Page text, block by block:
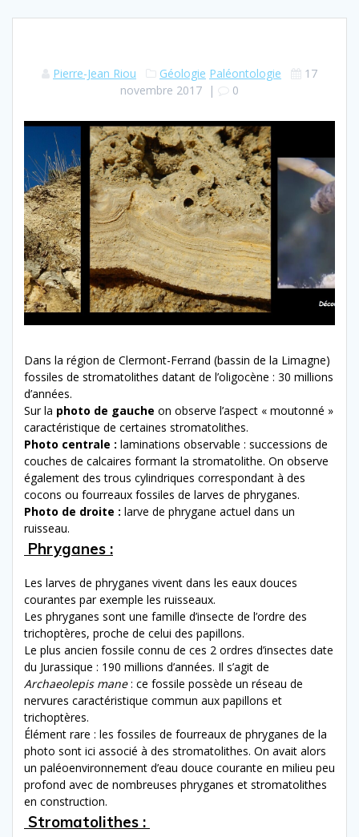
Pierre-Jean Riou Géologie Paléontologie
17
novembre 2017 | 0
Dans la région de Clermont-Ferrand (bassin de la Limagne)
fossiles de stromatolithes datant de l’oligocène : 30 millions
d’années.
Sur la photo de gauche on observe l’aspect « moutonné »
caractéristique de certaines stromatolithes.
Photo centrale : laminations observable : successions de
couches de calcaires formant la stromatolithe. On observe
également des trous cylindriques correspondant à des
cocons ou fourreaux fossiles de larves de phryganes.
Photo de droite : larve de phrygane actuel dans un
ruisseau.
Phryganes :
Les larves de phryganes vivent dans les eaux douces
courantes par exemple les ruisseaux.
Les phryganes sont une famille d’insecte de l’ordre des
trichoptères, proche de celui des papillons.
Le plus ancien fossile connu de ces 2 ordres d’insectes date
du Jurassique : 190 millions d’années. Il s’agit de
Archaeolepis mane: ce fossile possède un réseau de
nervures caractéristique commun aux papillons et
trichoptères.
Élément rare : les fossiles de fourreaux de phryganes de la
photo sont ici associé à des stromatolithes. On avait alors
un paléoenvironnement d’eau douce courante en milieu peu
profond avec de nombreuses phryganes et stromatolithes
en construction.
Stromatolithes :